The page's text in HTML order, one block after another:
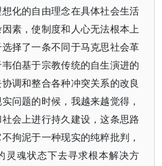
化的自由理念在具体社会生活
素，使制度和人心无法根本上
择了一条不同于马克思社会革
伯基于宗教传统的自生演进的
调和整合各种冲突关系的改良
问题的时候，我越来越觉得，
会上进行持久建设，这条思路
拘泥于一种现实的纯粹批判，
灵魂状态下去寻求根本解决方